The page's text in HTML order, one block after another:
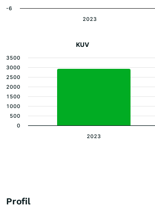
2023
-6
KUV
2023
0
500
1000
1500
2000
2500
3000
3500
Profil